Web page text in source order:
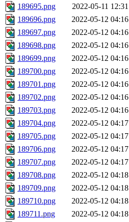
189695.png
2022-05-11 12:31
189696.png
2022-05-12 04:16
189697.png
2022-05-12 04:16
189698.png
2022-05-12 04:16
189699.png
2022-05-12 04:16
189700.png
2022-05-12 04:16
189701.png
2022-05-12 04:16
189702.png
2022-05-12 04:16
189703.png
2022-05-12 04:16
189704.png
2022-05-12 04:17
189705.png
2022-05-12 04:17
189706.png
2022-05-12 04:17
189707.png
2022-05-12 04:17
189708.png
2022-05-12 04:18
189709.png
2022-05-12 04:18
189710.png
2022-05-12 04:18
189711.png
2022-05-12 04:18